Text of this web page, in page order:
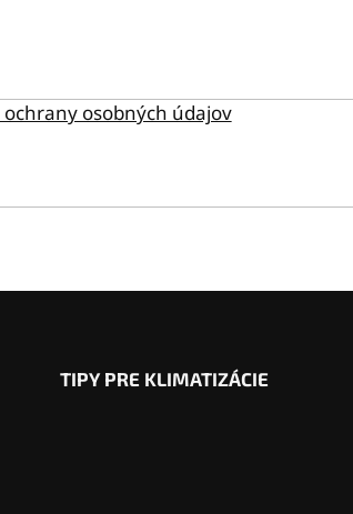
osobných údajov
TIPY PRE KLIMATIZÁCIE